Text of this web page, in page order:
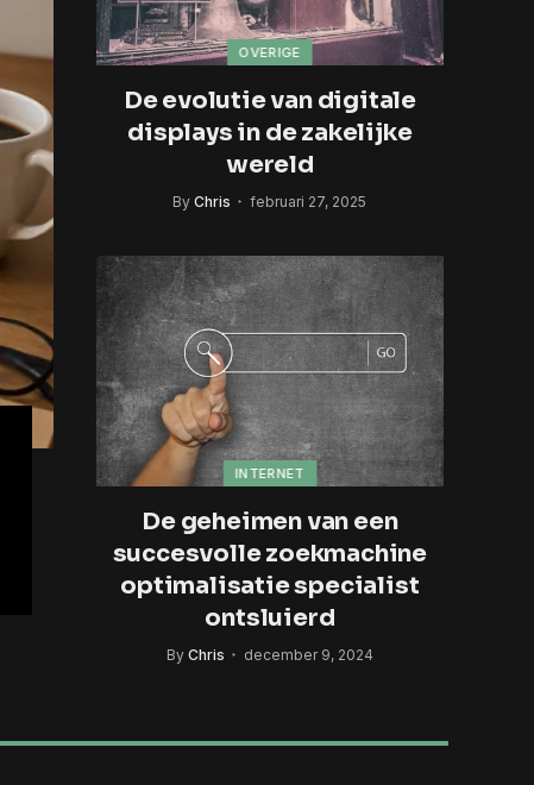
OVERIGE
De evolutie van digitale
displays in de zakelijke
wereld
By Chris februari 27, 2025
INTERNET
De geheimen van een
succesvolle zoekmachine
optimalisatie specialist
ontsluierd
By Chris december 9, 2024